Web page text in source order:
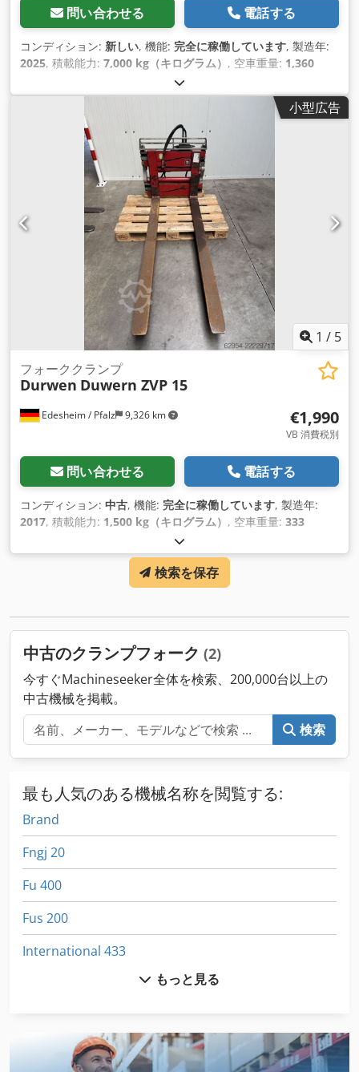
問い合わせる 電話する
コンディション: 新しい, 機能: 完全に稼働しています, 製造年:
2025, 積載能力: 7,000 kg（キログラム） , 空車重量: 1,360
1,100 mm
口幅:2,180 mm,
小型広告
1 / 5
Edesheim / Pfalz 9,326 km
フォーククランプ
Durwen Duwern ZVP 15
€1,990
VB 消費税別
問い合わせる 電話する
コンディション: 中古, 機能: 完全に稼働しています, 製造年:
2017, 積載能力: 1,500 kg（キログラム） , 空車重量: 333
760 mm
検索を保存
中古のクランプフォーク (2)
今すぐMachineseeker全体を検索、200,000台以上の
中古機械を掲載。
検索
最も人気のある機械名称を閲覧する:
Brand
Fngj 20
Fu 400
Fus 200
International 433
クランクプレス
もっと見る